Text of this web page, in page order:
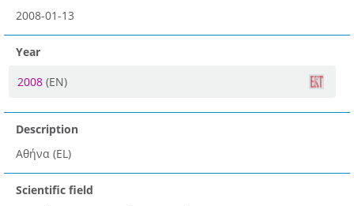
2008-01-13
Year
2008 (EN)
Description
Αθήνα (EL)
Scientific field